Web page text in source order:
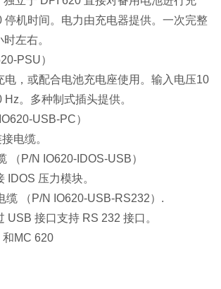
停机时间。电力由充电器提供。一次完整
左右。
PSU）
电，或配合电池充电座使用。输入电压10
。多种制式插头提供。
USB-PC）
电缆。
（P/N IO620-IDOS-USB）
IDOS 压力模块。
缆 （P/N IO620-USB-RS232）.
USB 接口支持 RS 232 接口。
和MC 620